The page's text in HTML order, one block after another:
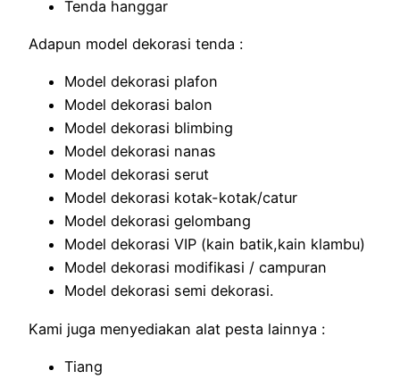
Tenda hanggar
Adapun model dekorasi tenda :
Model dekorasi plafon
Model dekorasi balon
Model dekorasi blimbing
Model dekorasi nanas
Model dekorasi serut
Model dekorasi kotak-kotak/catur
Model dekorasi gelombang
Model dekorasi VIP (kain batik,kain klambu)
Model dekorasi modifikasi / campuran
Model dekorasi semi dekorasi.
Kami juga menyediakan alat pesta lainnya :
Tiang